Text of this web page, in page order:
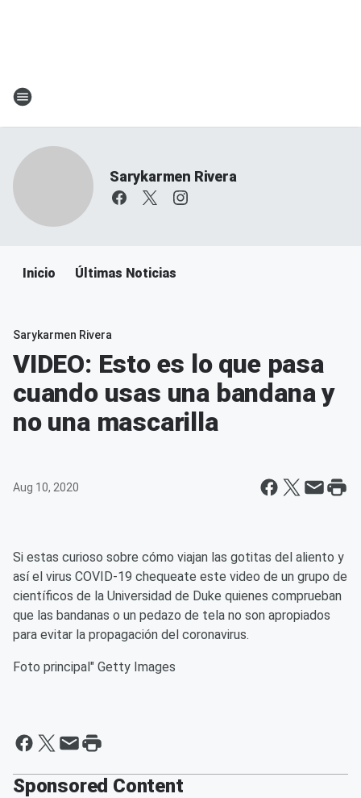
Sarykarmen Rivera
Inicio Últimas Noticias
Sarykarmen Rivera
VIDEO: Esto es lo que pasa
cuando usas una bandana y
no una mascarilla
Aug 10, 2020
Si estas curioso sobre cómo viajan las gotitas del aliento y
así el virus COVID-19 chequeate este video de un grupo de
científicos de la Universidad de Duke quienes comprueban
que las bandanas o un pedazo de tela no son apropiados
para evitar la propagación del coronavirus.
Foto principal" Getty Images
Sponsored Content